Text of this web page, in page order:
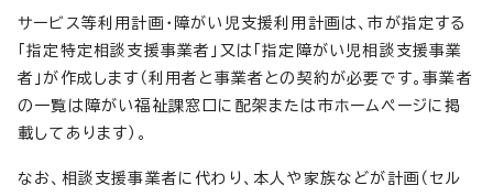
サービス等利用計画・障がい児支援利用計画は、市が指定する
「指定特定相談支援事業者」又は「指定障がい児相談支援事業
者」が作成します（利用者と事業者との契約が必要です。事業者
の一覧は障がい福祉課窓口に配架または市ホームページに掲
載してあります）。
なお、相談支援事業者に代わり、本人や家族などが計画（セル